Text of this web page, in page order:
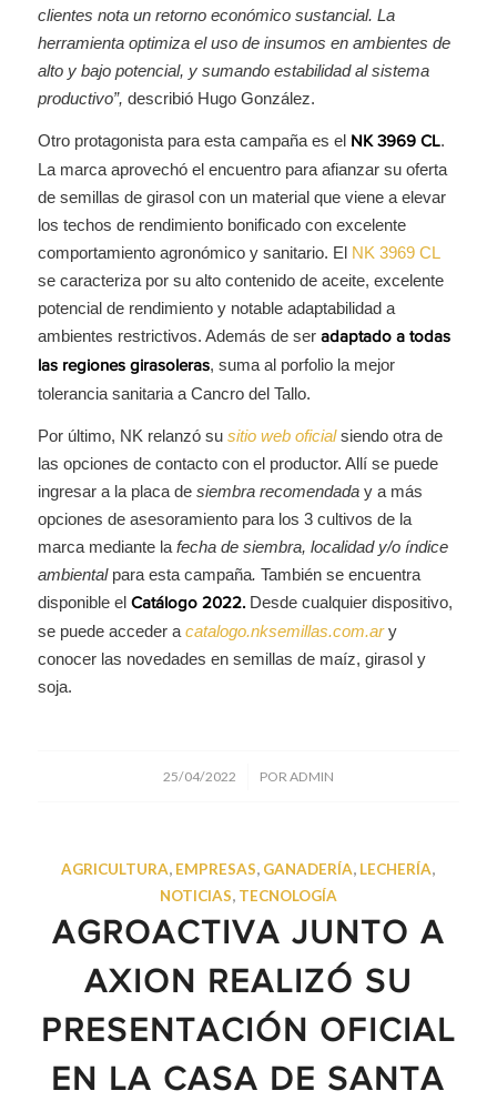
clientes nota un retorno económico sustancial. La
herramienta optimiza el uso de insumos en ambientes de
alto y bajo potencial, y sumando estabilidad al sistema
productivo”, describió Hugo González.
Otro protagonista para esta campaña es el NK 3969 CL.
La marca aprovechó el encuentro para afianzar su oferta
de semillas de girasol con un material que viene a elevar
los techos de rendimiento bonificado con excelente
comportamiento agronómico y sanitario. El NK 3969 CL
se caracteriza por su alto contenido de aceite, excelente
potencial de rendimiento y notable adaptabilidad a
ambientes restrictivos. Además de ser adaptado a todas
las regiones girasoleras, suma al porfolio la mejor
tolerancia sanitaria a Cancro del Tallo.
Por último, NK relanzó su sitio web oficialsiendo otra de
las opciones de contacto con el productor. Allí se puede
ingresar a la placa de siembra recomendaday a más
opciones de asesoramiento para los 3 cultivos de la
marca mediante la fecha de siembra, localidad y/o índice
ambientalpara esta campaña. También se encuentra
disponible el Catálogo 2022. Desde cualquier dispositivo,
se puede acceder a catalogo.nksemillas.com.ary
conocer las novedades en semillas de maíz, girasol y
soja.
25/04/2022
/ PORADMIN
AGRICULTURA, EMPRESAS, GANADERÍA, LECHERÍA,
NOTICIAS, TECNOLOGÍA
AGROACTIVA JUNTO A
AXION REALIZÓ SU
PRESENTACIÓN OFICIAL
EN LA CASA DE SANTA